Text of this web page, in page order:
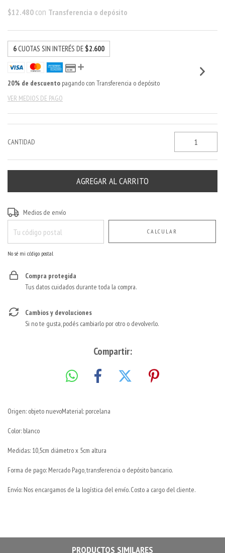
$12.480 con Transferencia o depósito
6CUOTAS SIN INTERÉS DE $2.600
20% de descuento pagando con Transferencia o depósito
VER MEDIOS DE PAGO
CANTIDAD
Entregas para el CP:
Medios de envío
CALCULAR
No sé mi código postal
Compra protegida
Tus datos cuidados durante toda la compra.
Cambios y devoluciones
Si no te gusta, podés cambiarlo por otro o devolverlo.
Compartir:
Origen: objeto nuevoMaterial: porcelana
Color: blanco
Medidas: 10,5cm diámetro x 5cm altura
Forma de pago: Mercado Pago, transferencia o depósito bancario.
Envío: Nos encargamos de la logística del envío. Costo a cargo del cliente.
PRODUCTOS SIMILARES